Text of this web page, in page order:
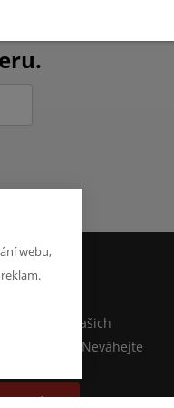
sdělit o našich
e-shopu? Neváhejte
zprávu
webu,